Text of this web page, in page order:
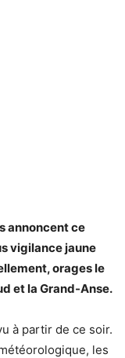
annoncent ce
vigilance jaune
orages le
et la Grand-Anse.
à partir de ce soir.
les